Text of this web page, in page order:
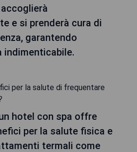
e si prenderà cura di
garantendo
indimenticabile.
per la salute di frequentare
hotel con spa offre
per la salute fisica e
termali come